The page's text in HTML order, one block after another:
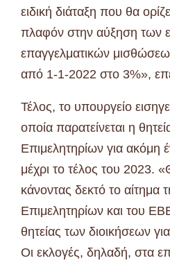
ειδική διάταξη που θα
πλαφόν στην αύξηση των
επαγγελματικών
από 1-1-2022 στο 3%»,
Τέλος, το υπουργείο
οποία παρατείνεται η
Επιμελητηρίων για ακόμη
μέχρι το τέλος του 2023.
κάνοντας δεκτό το αίτημα
Επιμελητηρίων και του
θητείας των διοικήσεων
Οι εκλογές, δηλαδή, στα